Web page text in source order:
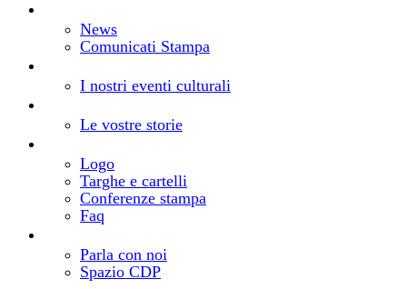
News
Comunicati Stampa
I nostri eventi culturali
Le vostre storie
Logo
Targhe e cartelli
Conferenze stampa
Faq
Parla con noi
Spazio CDP